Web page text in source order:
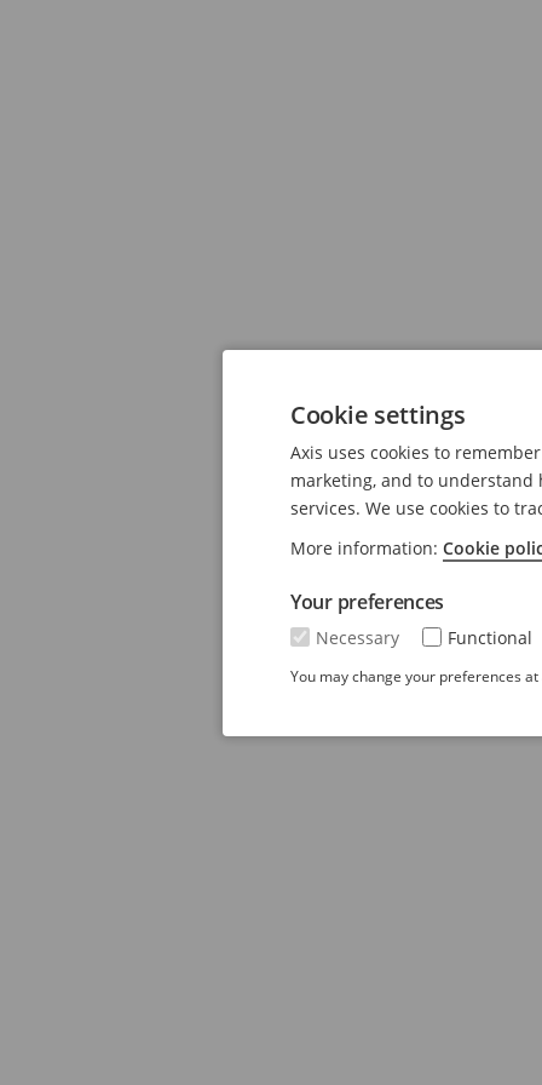
Cookie settings
Axis uses cookies to
marketing, and to understand
services. We use cookies to
More information: Cookie
Your preferences
Necessary Functional
You may change your preferences